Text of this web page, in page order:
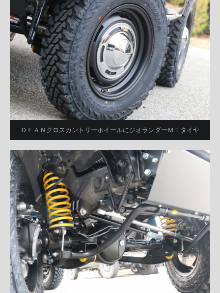
ＤＥＡＮクロスカントリーホイールにジオランダーＭＴタイヤ